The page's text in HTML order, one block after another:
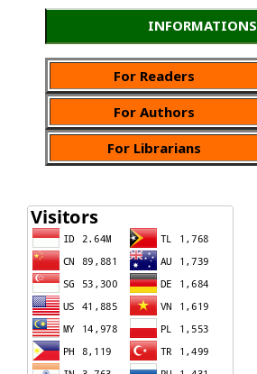
INFORMATIONS
For Readers
For Authors
For Librarians